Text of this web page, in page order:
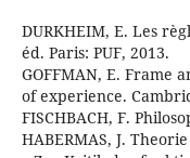
DURKHEIM, E. Les
éd. Paris: PUF, 2013.
GOFFMAN, E. Frame
of experience.
FISCHBACH, F.
HABERMAS, J.